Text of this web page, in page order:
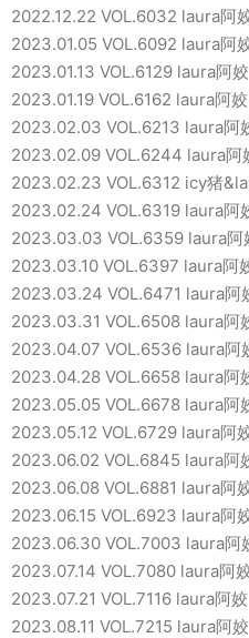
2022.12.22 VOL.6032 laura阿
2023.01.05 VOL.6092 laura阿
2023.01.13 VOL.6129 laura阿
2023.01.19 VOL.6162 laura阿
2023.02.03 VOL.6213 laura阿
2023.02.09 VOL.6244 laura阿
2023.02.23 VOL.6312 icy猪
2023.02.24 VOL.6319 laura阿
2023.03.03 VOL.6359 laura阿
2023.03.10 VOL.6397 laura阿
2023.03.24 VOL.6471 laura阿
2023.03.31 VOL.6508 laura阿
2023.04.07 VOL.6536 laura阿
2023.04.28 VOL.6658 laura阿
2023.05.05 VOL.6678 laura阿
2023.05.12 VOL.6729 laura阿
2023.06.02 VOL.6845 laura阿
2023.06.08 VOL.6881 laura阿
2023.06.15 VOL.6923 laura阿
2023.06.30 VOL.7003 laura阿
2023.07.14 VOL.7080 laura阿
2023.07.21 VOL.7116 laura阿
2023.08.11 VOL.7215 laura阿